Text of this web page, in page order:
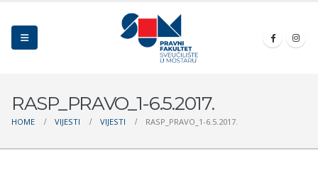
RASP_PRAVO_1-6.5.2017.
HOME VIJESTI VIJESTI RASP_PRAVO_1-6.5.2017.